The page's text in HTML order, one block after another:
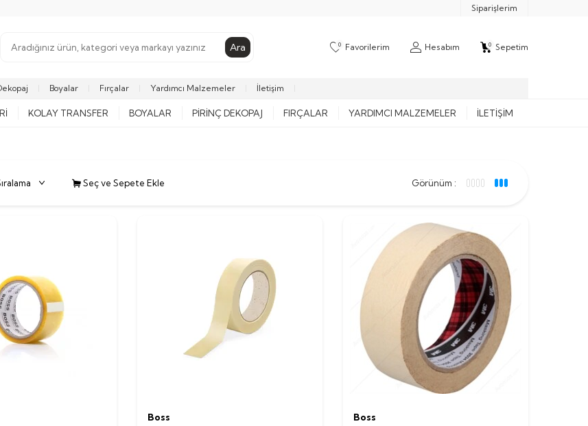
Siparişlerim
Ara 0 Favorilerim Hesabım 0 Sepetim
Boyalar Fırçalar Yardımcı Malzemeler İletişim
KOLAY TRANSFER BOYALAR PIRINÇ DEKOPAJ FIRÇALAR YARDIMCI MALZEMELER İLETIŞIM
Seç ve Sepete Ekle Görünüm :
Boss Boss